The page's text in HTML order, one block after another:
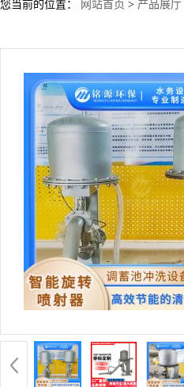
您当前的位置： 网站首页 > 产品展厅